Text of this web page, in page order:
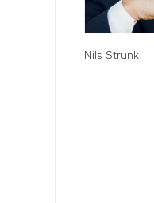
Nils Strunk